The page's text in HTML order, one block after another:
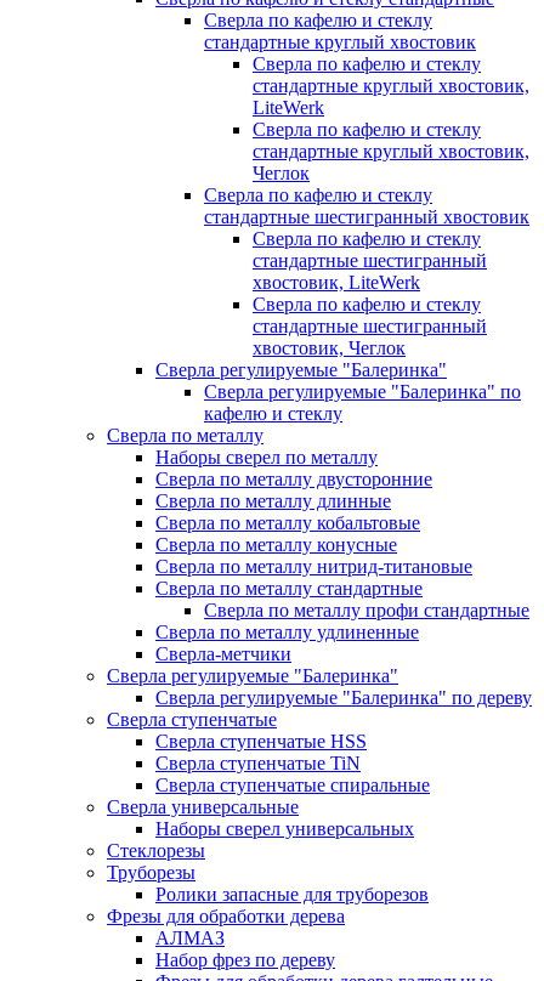
Сверла по кафелю и стеклу
стандартные круглый хвостовик
Сверла по кафелю и стеклу
стандартные круглый хвостовик,
LiteWerk
Сверла по кафелю и стеклу
стандартные круглый хвостовик,
Чеглок
Сверла по кафелю и стеклу
стандартные шестигранный хвостовик
Сверла по кафелю и стеклу
стандартные шестигранный
хвостовик, LiteWerk
Сверла по кафелю и стеклу
стандартные шестигранный
хвостовик, Чеглок
Сверла регулируемые "Балеринка"
Сверла регулируемые "Балеринка" по
кафелю и стеклу
Сверла по металлу
Наборы сверел по металлу
Сверла по металлу двусторонние
Сверла по металлу длинные
Сверла по металлу кобальтовые
Сверла по металлу конусные
Сверла по металлу нитрид-титановые
Сверла по металлу стандартные
Сверла по металлу профи стандартные
Сверла по металлу удлиненные
Сверла-метчики
Сверла регулируемые "Балеринка"
Сверла регулируемые "Балеринка" по дереву
Сверла ступенчатые
Сверла ступенчатые HSS
Сверла ступенчатые TiN
Сверла ступенчатые спиральные
Сверла универсальные
Наборы сверел универсальных
Стеклорезы
Труборезы
Ролики запасные для труборезов
Фрезы для обработки дерева
АЛМАЗ
Набор фрез по дереву